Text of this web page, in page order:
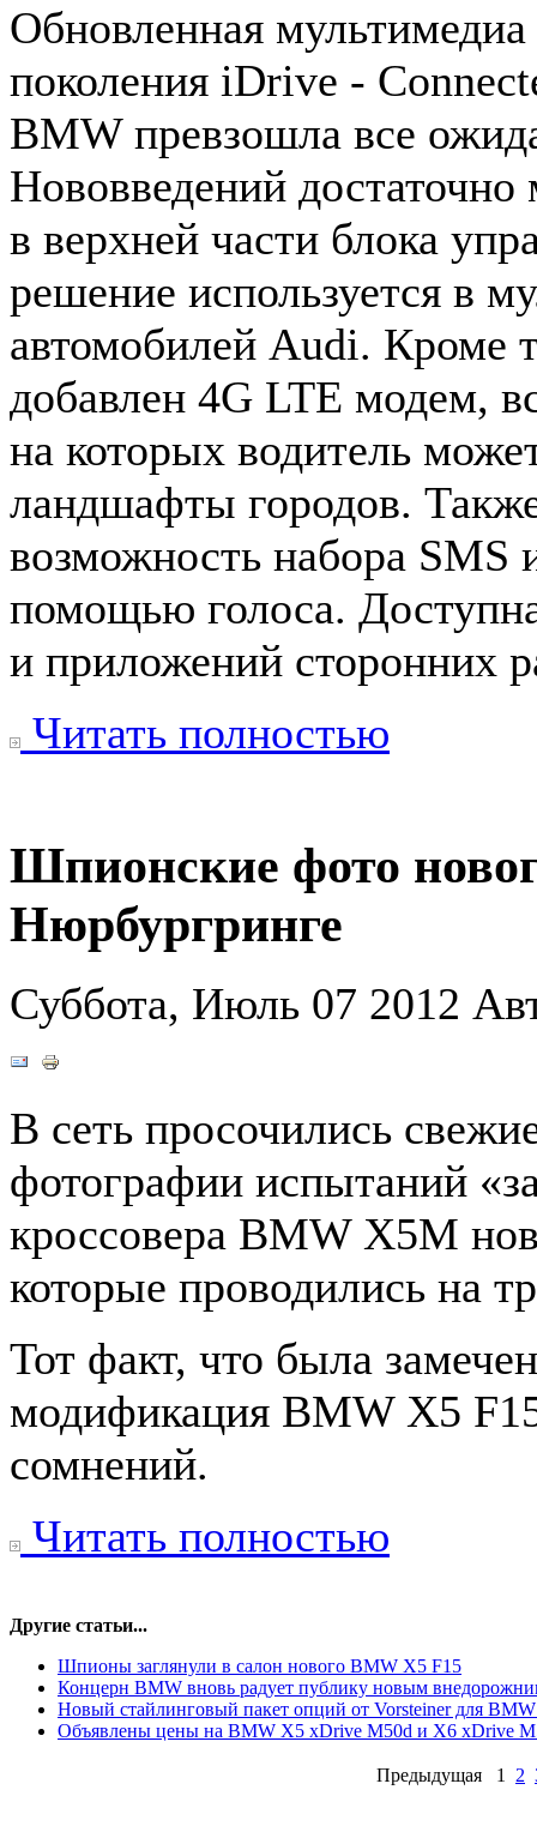
Обновленная мультимедиа
поколения iDrive -
BMW превзошла все
Нововведений
в верхней части блока
решение используется в
автомобилей Audi. Кроме
добавлен 4G LTE модем,
на которых водитель
ландшафты городов.
возможность набора SMS
помощью голоса.
и приложений сторонних
Читать полностью
Шпионские фото
Нюрбургринге
Суббота, Июль 07 2012
В сеть просочились
фотографии испытаний
кроссовера BMW X5M
которые проводились на
Тот факт, что была
модификация BMW X5
сомнений.
Читать полностью
Другие статьи...
Шпионы заглянули в салон нового BMW X5 F15
Концерн BMW вновь радует публику новым
Новый стайлинговый пакет опций от Vorsteiner для
Объявлены цены на BMW X5 xDrive M50d и X6 xDrive
Предыдущая 1 2